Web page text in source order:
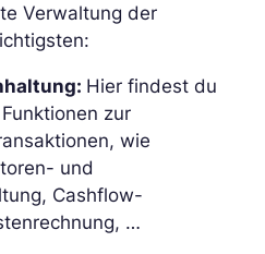
Verwaltung der
Hier findest du
zur
wie
und
Cashflow-
…